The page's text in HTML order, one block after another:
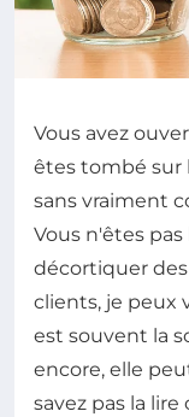
Vous avez
êtes tombé sur
sans vraiment
Vous n'êtes pas
décortiquer
clients, je peux
est souvent la
encore, elle
savez pas la